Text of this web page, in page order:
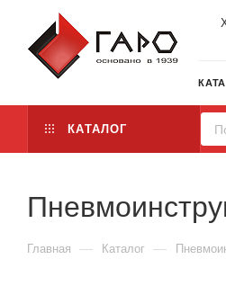
КАТАЛОГ
Главная — Каталог —